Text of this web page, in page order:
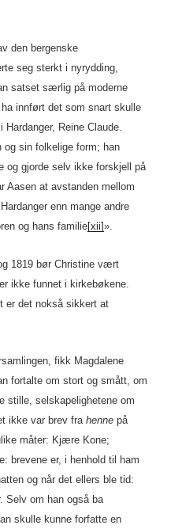
den bergenske
seg sterkt i nyrydding,
satset særlig på moderne
innført det som snart skulle
Hardanger, Reine Claude.
og sin folkelige form; han
og gjorde selv ikke forskjell på
Aasen at avstanden mellom
enn mange andre
og hans familie[xii]».
1819 bør Christine vært
ikke funnet i kirkebøkene.
er det nokså sikkert at
fikk Magdalene
fortalte om stort og smått, om
stille, selskapelighetene om
ikke var brev fra henne på
måter: Kjære Kone;
brevene er, i henhold til ham
og når det ellers ble tid:
Selv om han også ba
skulle kunne forfatte en